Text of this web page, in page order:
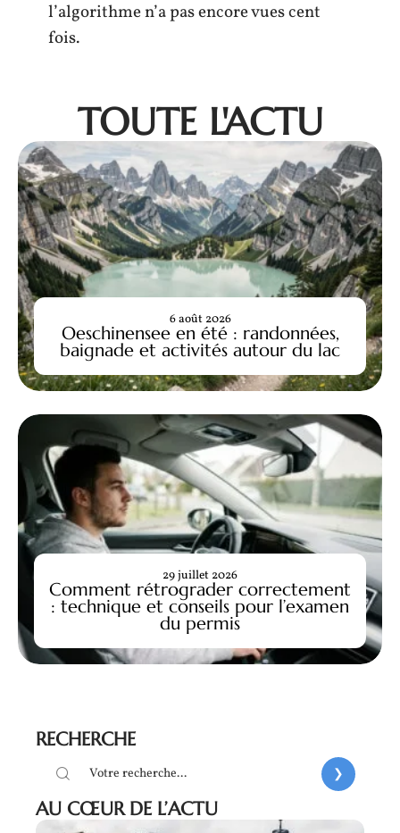
l’algorithme n’a pas encore vues cent
fois.
TOUTE L'ACTU
Oeschinensee en été : randonnées,
baignade et activités autour du lac
6 août 2026
Comment rétrograder correctement
: technique et conseils pour l’examen
du permis
29 juillet 2026
RECHERCHE
AU CŒUR DE L’ACTU